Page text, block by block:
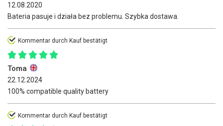
12.08.2020
Bateria pasuje i działa bez problemu. Szybka dostawa.
Kommentar durch Kauf bestätigt
Toma
22.12.2024
100% compatible quality battery
Kommentar durch Kauf bestätigt